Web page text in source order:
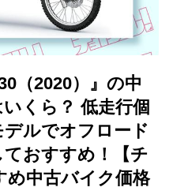
（2020）』の中
くら？ 低走行個
ルでオフロード
おすすめ！【チ
め中古バイク価格